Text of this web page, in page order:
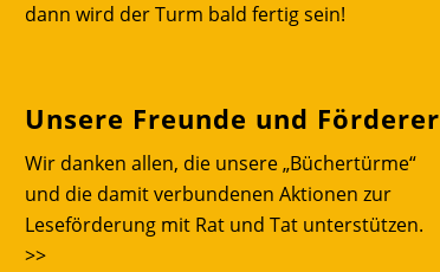
dann wird der Turm bald fertig sein!
Unsere Freunde und Förderer
Wir danken allen, die unsere „Büchertürme“
und die damit verbundenen Aktionen zur
Leseförderung mit Rat und Tat unterstützen.
>>